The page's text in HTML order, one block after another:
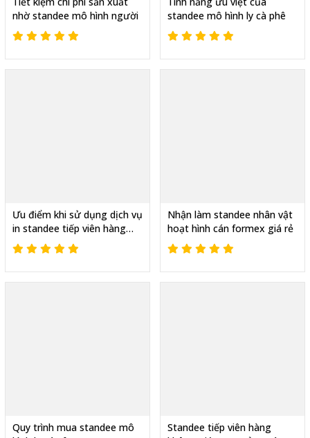
nhờ standee mô hình người
standee mô hình ly cà phê
Ưu điểm khi sử dụng dịch vụ
in standee tiếp viên hàng
không
Nhận làm standee nhân vật
hoạt hình cán formex giá rẻ
Quy trình mua standee mô
Standee tiếp viên hàng